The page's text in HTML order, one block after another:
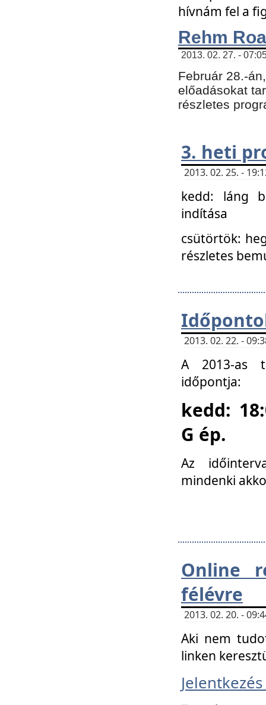
hívnám fel a
Rehm
2013. 02. 27. -
Február 28.-
előadásokat
részletes
3. heti
2013. 02. 25. -
kedd: láng
indítása
csütörtök:
részletes
2013. 02. 22. -
A 2013-as
időpontja:
kedd:
G ép.
Az
mindenki
Online
félévre
2013. 02. 20. -
Aki nem
linken
Jelentkezés